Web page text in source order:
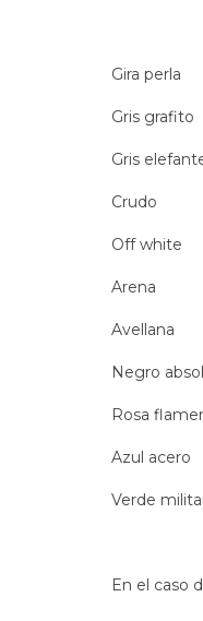
Gira perla
Gris grafito
Gris
Crudo
Off white
Arena
Avellana
Negro
Rosa
Azul acero
Verde
En el caso